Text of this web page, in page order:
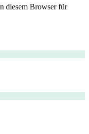
diesem Browser für